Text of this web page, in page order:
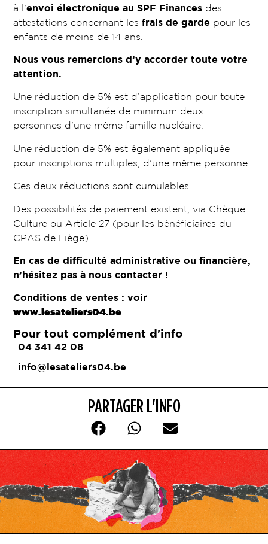
à l’envoi électronique au SPF Finances des
attestations concernant les frais de garde pour les
enfants de moins de 14 ans.
Nous vous remercions d’y accorder toute votre
attention.
Une réduction de 5% est d’application pour toute
inscription simultanée de minimum deux
personnes d’une même famille nucléaire.
Une réduction de 5% est également appliquée
pour inscriptions multiples, d’une même personne.
Ces deux réductions sont cumulables.
Des possibilités de paiement existent, via Chèque
Culture ou Article 27 (pour les bénéficiaires du
CPAS de Liège)
En cas de difficulté administrative ou financière,
n’hésitez pas à nous contacter !
Conditions de ventes : voir
www.lesateliers04.be
Pour tout complément d'info
04 341 42 08
info@lesateliers04.be
PARTAGER L'INFO